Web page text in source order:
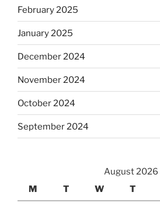
February 2025
January 2025
December 2024
November 2024
October 2024
September 2024
August 2026
M
T W T